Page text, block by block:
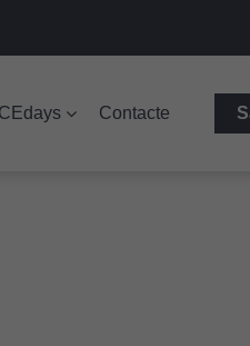
ICEdays Contacte